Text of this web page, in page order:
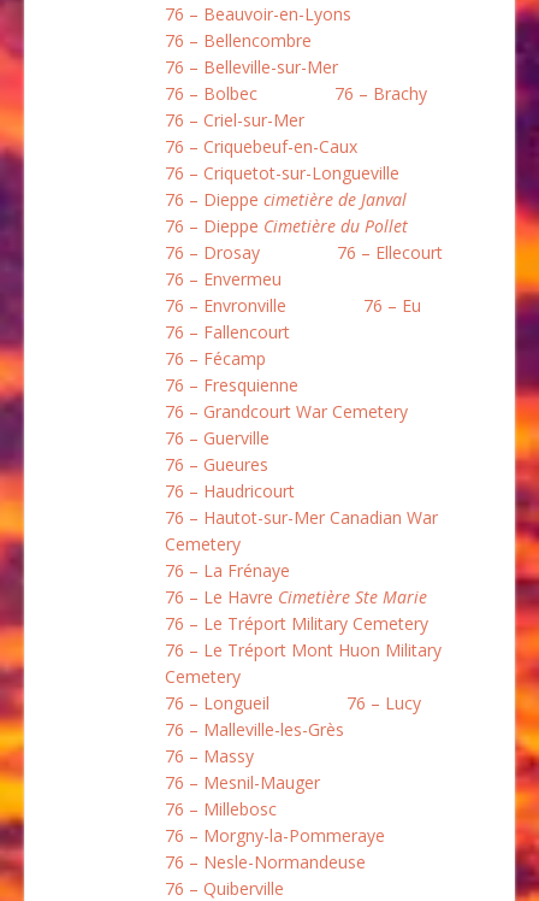
76 – Beauvoir-en-Lyons
76 – Bellencombre
76 – Belleville-sur-Mer
76 – Bolbec
76 – Brachy
76 – Criel-sur-Mer
76 – Criquebeuf-en-Caux
76 – Criquetot-sur-Longueville
76 – Dieppe cimetière de Janval
76 – Dieppe Cimetière du Pollet
76 – Drosay
76 – Ellecourt
76 – Envermeu
76 – Envronville
76 – Eu
76 – Fallencourt
76 – Fécamp
76 – Fresquienne
76 – Grandcourt War Cemetery
76 – Guerville
76 – Gueures
76 – Haudricourt
76 – Hautot-sur-Mer Canadian War
Cemetery
76 – La Frénaye
76 – Le Havre Cimetière Ste Marie
76 – Le Tréport Military Cemetery
76 – Le Tréport Mont Huon Military
Cemetery
76 – Longueil
76 – Lucy
76 – Malleville-les-Grès
76 – Massy
76 – Mesnil-Mauger
76 – Millebosc
76 – Morgny-la-Pommeraye
76 – Nesle-Normandeuse
76 – Quiberville